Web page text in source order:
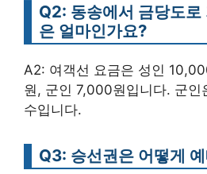
Q2: 동송에서 금당도로
은 얼마인가요?
A2: 여객선 요금은 성인
원, 군인 7,000원입니다. 군인
수입니다.
Q3: 승선권은 어떻게